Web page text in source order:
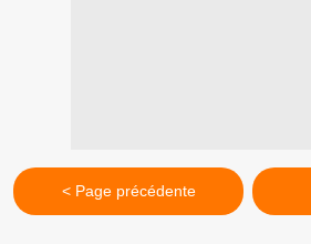
< Page précédente